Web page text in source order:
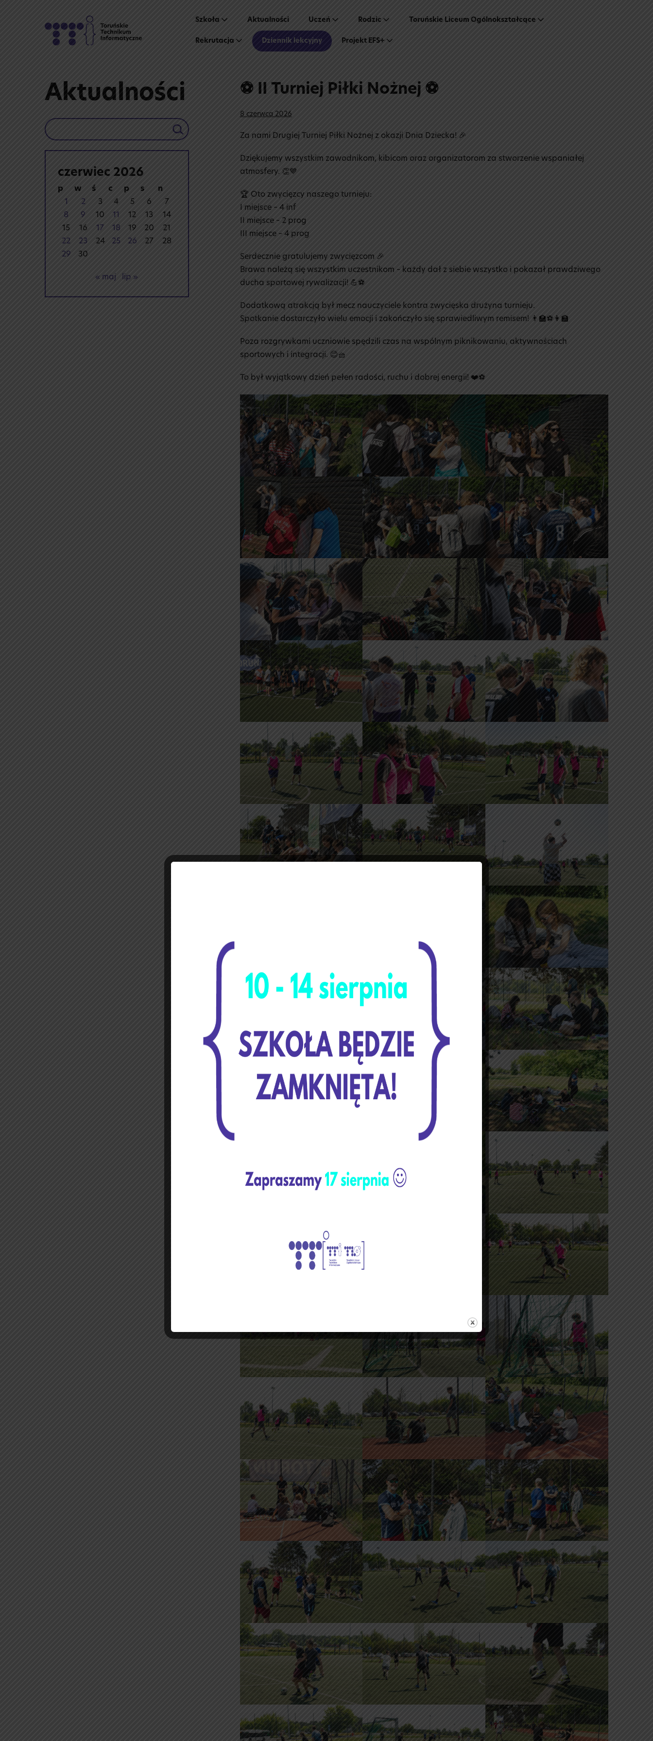
Szkoła Aktualności Uczeń Rodzic Toruńskie Liceum Ogólnokształcące
Rekrutacja Dziennik lekcyjny Projekt EFS+
Aktualności
Szukaj
czerwiec 2026
p w ś c p s
n
1
2 3 4 5 6
7
8
9 10 11 12 13
14
15
16 17 18 19 20
21
22
23 24 25 26 27
28
29
30
« maj lip »
⚽ II Turniej Piłki Nożnej ⚽
8 czerwca 2026
Za nami Drugiej Turniej Piłki Nożnej z okazji Dnia Dziecka! 🎉
Dziękujemy wszystkim zawodnikom, kibicom oraz organizatorom za stworzenie wspaniałej
atmosfery. 👏💙
🏆 Oto zwycięzcy naszego turnieju:
I miejsce – 4 inf
II miejsce – 2 prog
III miejsce – 4 prog
Serdecznie gratulujemy zwycięzcom 🎉
Brawa należą się wszystkim uczestnikom – każdy dał z siebie wszystko i pokazał prawdziwego
ducha sportowej rywalizacji! 💪⚽
Dodatkową atrakcją był mecz nauczyciele kontra zwycięska drużyna turnieju.
Spotkanie dostarczyło wielu emocji i zakończyło się sprawiedliwym remisem! 👨‍🏫⚽👩‍🏫
Poza rozgrywkami uczniowie spędzili czas na wspólnym piknikowaniu, aktywnościach
sportowych i integracji. 😊🧺
To był wyjątkowy dzień pełen radości, ruchu i dobrej energii! ❤️⚽